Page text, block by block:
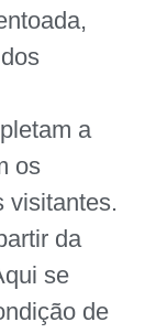
a
os
visitantes.
da
se
de